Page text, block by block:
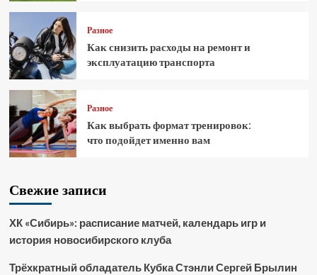
Разное
Как снизить расходы на ремонт и
эксплуатацию транспорта
Разное
Как выбрать формат тренировок:
что подойдет именно вам
Свежие записи
ХК «Сибирь»: расписание матчей, календарь игр и
история новосибирского клуба
Трёхкратный обладатель Кубка Стэнли Сергей Брылин